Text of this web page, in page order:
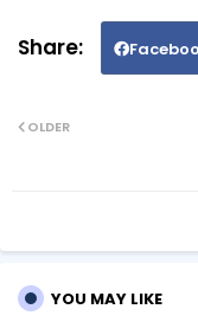
OLDER
YOU MAY LIKE